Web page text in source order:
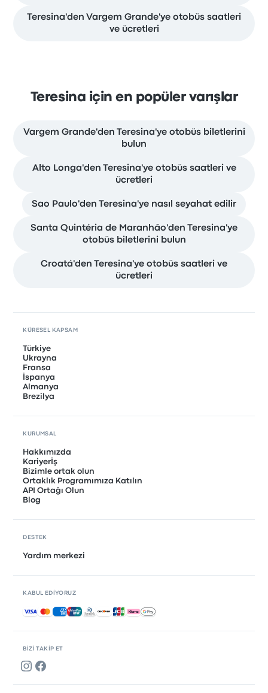
Teresina'den Vargem Grande'ye otobüs saatleri
ve ücretleri
Teresina için en popüler varışlar
Vargem Grande'den Teresina'ye otobüs biletlerini
bulun
Alto Longa'den Teresina'ye otobüs saatleri ve
ücretleri
Sao Paulo'den Teresina'ye nasıl seyahat edilir
Santa Quintéria de Maranhão'den Teresina'ye
otobüs biletlerini bulun
Croatá'den Teresina'ye otobüs saatleri ve
ücretleri
BIZI TAKIP ET
KÜRESEL KAPSAM
Türkiye
Ukrayna
Fransa
İspanya
Almanya
Brezilya
KURUMSAL
Hakkımızda
Kariyerİş
Bizimle ortak olun
Ortaklık Programımıza Katılın
API Ortağı Olun
Blog
DESTEK
Yardım merkezi
KABUL EDIYORUZ
Kabul edilen ödemeler